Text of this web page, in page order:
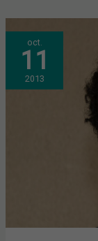
oct.
11
2013
JORDI
DE
DALMASES,
L’EUROPEAN
PHARMACISTS
FORUM